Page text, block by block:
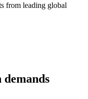
from leading global